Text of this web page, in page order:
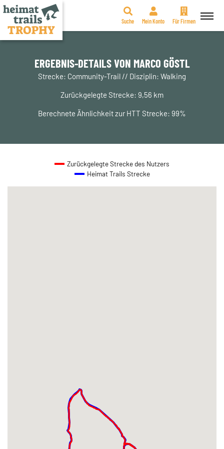
Zum
Suche Mein Konto Für Firmen
ERGEBNIS-DETAILS VON MARCO GÖSTL
Strecke: Community-Trail // Disziplin: Walking
Zurückgelegte Strecke: 9,56 km
Berechnete Ähnlichkeit zur HTT Strecke: 99%
Zurückgelegte Strecke des Nutzers
Heimat Trails Strecke